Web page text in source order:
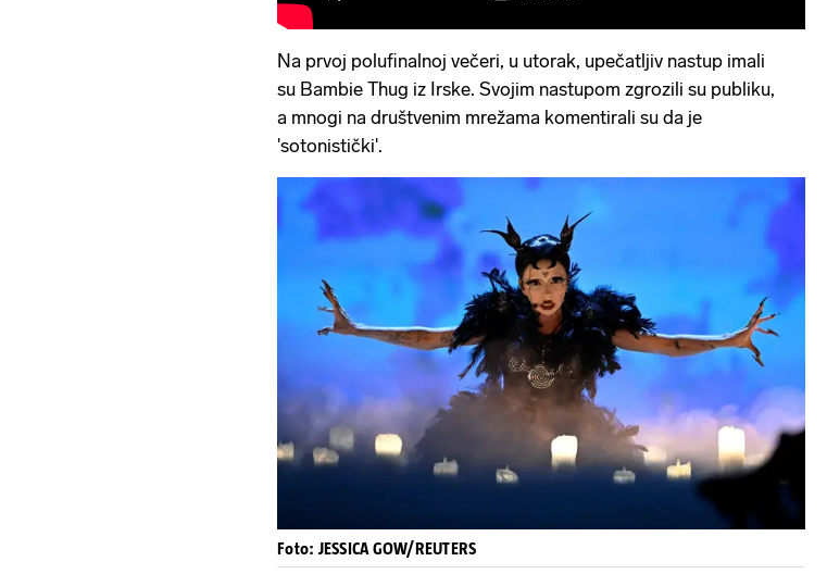
Na prvoj polufinalnoj večeri, u utorak, upečatljiv nastup imali
su Bambie Thug iz Irske. Svojim nastupom zgrozili su publiku,
a mnogi na društvenim mrežama komentirali su da je
'sotonistički'.
Foto: JESSICA GOW/REUTERS